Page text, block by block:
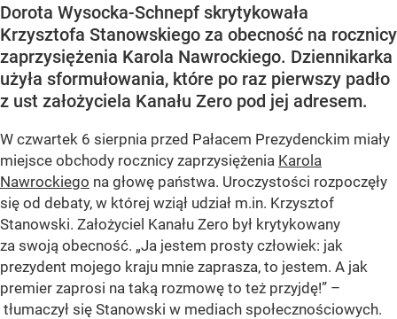
Dorota Wysocka-Schnepf skrytykowała
Krzysztofa Stanowskiego za obecność na rocznicy
zaprzysiężenia Karola Nawrockiego. Dziennikarka
użyła sformułowania, które po raz pierwszy padło
z ust założyciela Kanału Zero pod jej adresem.
W czwartek 6 sierpnia przed Pałacem Prezydenckim miały
miejsce obchody rocznicy zaprzysiężenia Karola
Nawrockiego na głowę państwa. Uroczystości rozpoczęły
się od debaty, w której wziął udział m.in. Krzysztof
Stanowski. Założyciel Kanału Zero był krytykowany
za swoją obecność. „Ja jestem prosty człowiek: jak
prezydent mojego kraju mnie zaprasza, to jestem. A jak
premier zaprosi na taką rozmowę to też przyjdę!” –
tłumaczył się Stanowski w mediach społecznościowych.